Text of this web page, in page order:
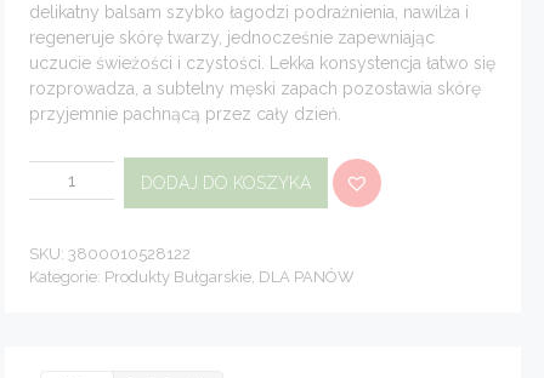
delikatny balsam szybko łagodzi podrażnienia, nawilża i
regeneruje skórę twarzy, jednocześnie zapewniając
uczucie świeżości i czystości. Lekka konsystencja łatwo się
rozprowadza, a subtelny męski zapach pozostawia skórę
przyjemnie pachnącą przez cały dzień.
Balsam
po
z
mentolem
Men`s
DODAJ DO KOSZYKA
SKU:3800010528122
Kategorie: Produkty Bułgarskie, DLA PANÓW